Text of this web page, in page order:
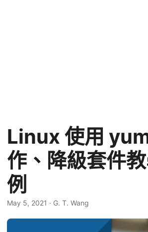
Linux 使用
作、降級套件
例
May 5, 2021 · G. T. Wang